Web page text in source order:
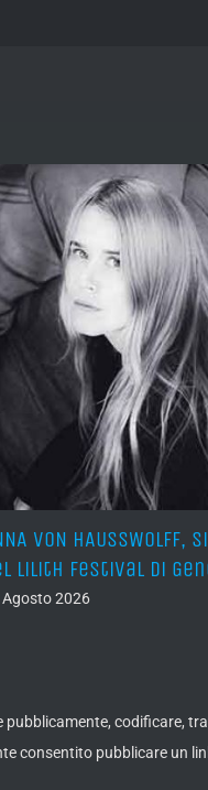
VON
Lilith Festival di
2026
codificare,
consentito pubblicare un